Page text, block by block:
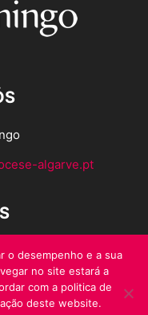
algarve.pt
o desempenho e a sua
no site estará a
com a politica de
deste website.